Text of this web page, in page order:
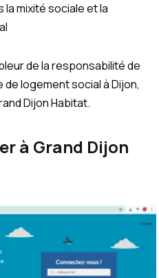
mixité sociale et la
de la responsabilité de
de logement social à Dijon,
Dijon Habitat.
à Grand Dijon